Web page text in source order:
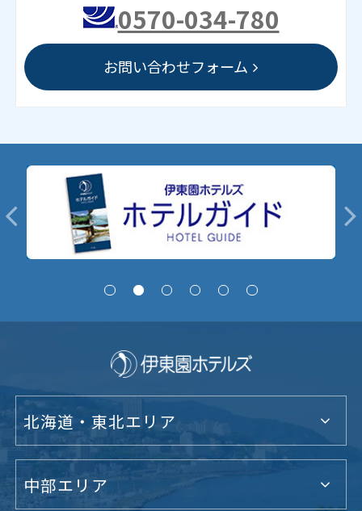
0570-034-780
お問い合わせフォーム
北海道・東北エリア
中部エリア